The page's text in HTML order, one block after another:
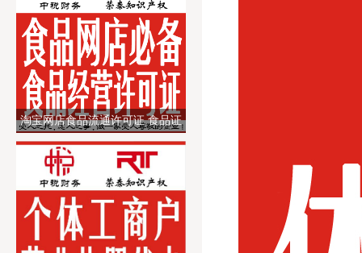
淘宝网店食品流通许可证 食品证
经营许可证 个体营业执照代办